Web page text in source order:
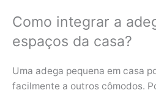
Como integrar a
espaços da casa?
Uma adega pequena em casa
facilmente a outros cômodos.